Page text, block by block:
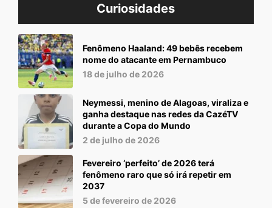
Curiosidades
Fenômeno Haaland: 49 bebês recebem
nome do atacante em Pernambuco
18 de julho de 2026
Neymessi, menino de Alagoas, viraliza e
ganha destaque nas redes da CazéTV
durante a Copa do Mundo
2 de julho de 2026
Fevereiro ‘perfeito’ de 2026 terá
fenômeno raro que só irá repetir em
2037
5 de fevereiro de 2026